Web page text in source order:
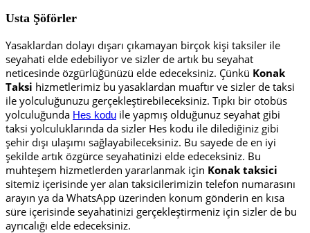
Usta Şöförler
Yasaklardan dolayı dışarı çıkamayan birçok kişi taksiler ile
seyahati elde edebiliyor ve sizler de artık bu seyahat
neticesinde özgürlüğünüzü elde edeceksiniz. Çünkü Konak
Taksi hizmetlerimiz bu yasaklardan muaftır ve sizler de taksi
ile yolculuğunuzu gerçekleştirebileceksiniz. Tıpkı bir otobüs
yolculuğunda Hes kodu ile yapmış olduğunuz seyahat gibi
taksi yolculuklarında da sizler Hes kodu ile dilediğiniz gibi
şehir dışı ulaşımı sağlayabileceksiniz. Bu sayede de en iyi
şekilde artık özgürce seyahatinizi elde edeceksiniz. Bu
muhteşem hizmetlerden yararlanmak için Konak taksici
sitemiz içerisinde yer alan taksicilerimizin telefon numarasını
arayın ya da WhatsApp üzerinden konum gönderin en kısa
süre içerisinde seyahatinizi gerçekleştirmeniz için sizler de bu
ayrıcalığı elde edeceksiniz.